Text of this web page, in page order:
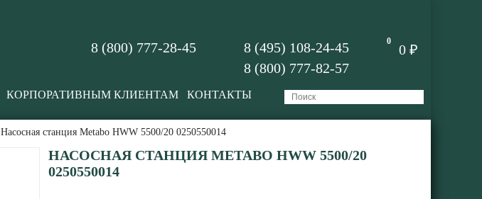
0
0 ₽
8 (495) 108-24-45
8 (800) 777-82-57
8 (800) 777-28-45
КОРПОРАТИВНЫМ КЛИЕНТАМ КОНТАКТЫ
Насосная станция Metabo HWW 5500/20 0250550014
НАСОСНАЯ СТАНЦИЯ METABO HWW 5500/20
0250550014